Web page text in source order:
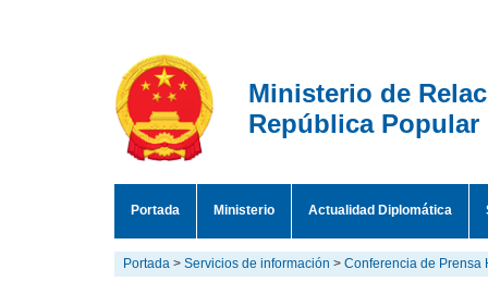
Ministerio de
República Popular
Portada Ministerio Actualidad Diplomática
Portada > Servicios de información > Conferencia de Prensa